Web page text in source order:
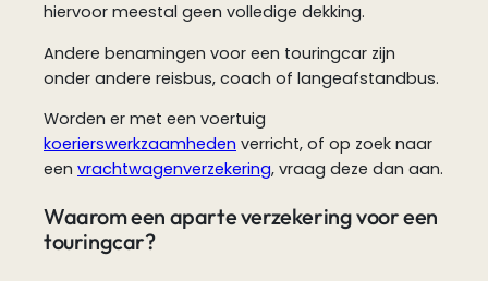
hiervoor meestal geen volledige dekking.
Andere benamingen voor een touringcar zijn
onder andere reisbus, coach of langeafstandbus.
Worden er met een voertuig
koerierswerkzaamheden verricht, of op zoek naar
een vrachtwagenverzekering, vraag deze dan aan.
Waarom een aparte verzekering voor een
touringcar?